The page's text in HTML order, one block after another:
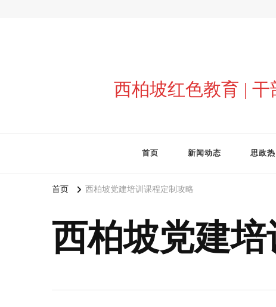
西柏坡红色教育 |
首页 新闻动态 思政
首页 西柏坡党建培训课程定制攻略
西柏坡党建